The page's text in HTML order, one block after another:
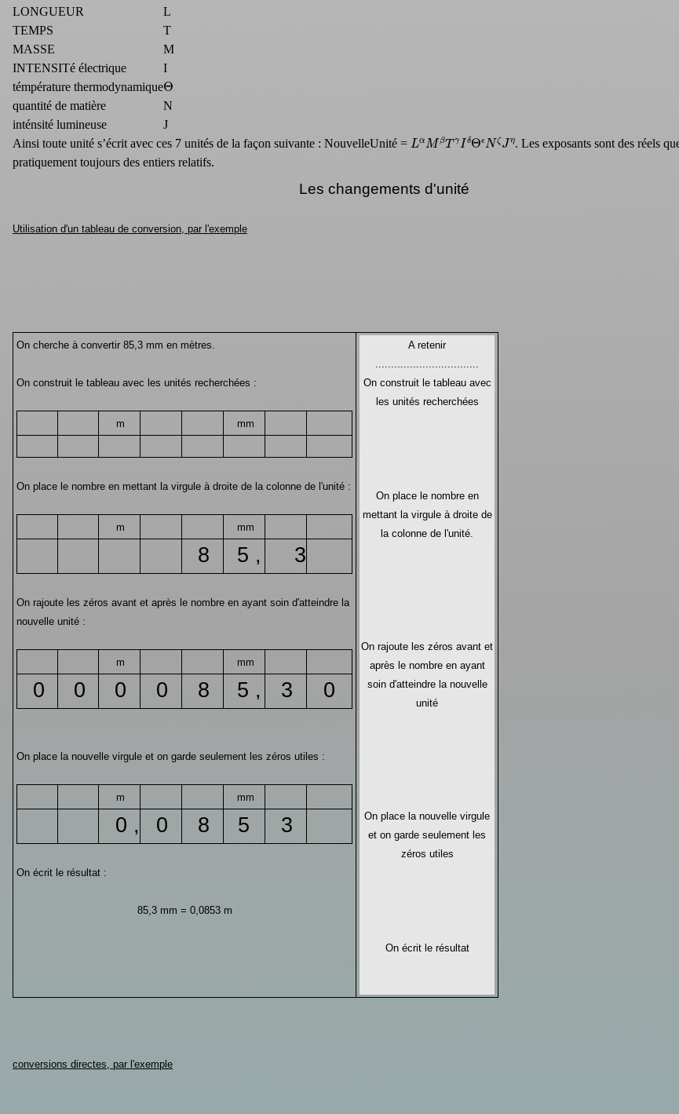
LONGUEUR
L
TEMPS
T
MASSE
M
INTENSITé électrique
I
témpérature thermodynamiqueΘ
quantité de matière
N
inténsité lumineuse
J
Ainsi toute unité s’écrit avec ces 7 unités de la façon suivante : NouvelleUnité = Lα MβTγIδΘϵNζJ η . Les exposants sont des réels
pratiquement toujours des entiers relatifs.
Les changements d'unité
Utilisation d'un tableau de conversion, par l'exemple
On cherche à convertir 85,3 mm en mètres.
On construit le tableau avec les unités recherchées :
m mm
On place le nombre en mettant la virgule à droite de la colonne de l'unité :
m mm
8 5 , 3
On rajoute les zéros avant et après le nombre en ayant soin d'atteindre la
nouvelle unité :
m mm
0 0 0 0 8 5 , 3 0
On place la nouvelle virgule et on garde seulement les zéros utiles :
m mm
0 , 0 8 5 3
On écrit le résultat :
85,3 mm = 0,0853 m
A retenir
On construit le tableau avec
les unités recherchées
On place le nombre en
mettant la virgule à droite de
la colonne de l'unité.
On rajoute les zéros avant et
après le nombre en ayant
soin d'atteindre la nouvelle
unité
On place la nouvelle virgule
et on garde seulement les
zéros utiles
On écrit le résultat
conversions directes, par l'exemple